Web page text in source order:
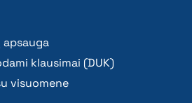
apsauga
klausimai (DUK)
visuomene